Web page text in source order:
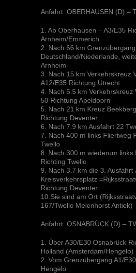
Anfahrt: OBERHAUSEN (D) –
1. Ab Oberhausen – A3/E35
Arnheim/Emmerich
2. Nach 66 km Grenzübergang
Deutschland/Niederlande,
Arnheim
3. Nach 15 km Verkehrskreuz
A12/E35 Richtung Utrecht
4. Nach 5.5 km Verkehrskreuz
50 Richtung Apeldoorn
5. Nach 21 km Kreuz
Richtung Deventer
6. Nach 7.9 km Ausfahrt 22
7. Nach 400 m links Fliertweg
Twello
8. Nach 300 m wiederum links
Richting Twello
9. Nach 3.7 km die 3. Ausfahrt
Kreisverkehrsplatz
Richtung Deventer
10.Sie sind am Ort
167/Twello Melenhorst Antiek)
Anfahrt: OSNABRÜCK (D) –
1. Über A30/E30 Osnabrück
Holland (Amsterdam/Hengelo)
2. Vom Grenzübergang A1/
Hengelo